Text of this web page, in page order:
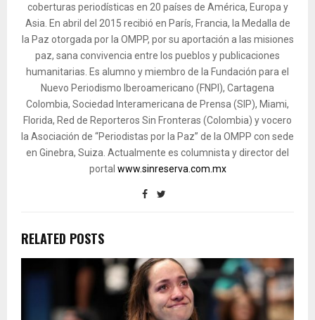
coberturas periodísticas en 20 países de América, Europa y
Asia. En abril del 2015 recibió en París, Francia, la Medalla de
la Paz otorgada por la OMPP, por su aportación a las misiones
paz, sana convivencia entre los pueblos y publicaciones
humanitarias. Es alumno y miembro de la Fundación para el
Nuevo Periodismo Iberoamericano (FNPI), Cartagena
Colombia, Sociedad Interamericana de Prensa (SIP), Miami,
Florida, Red de Reporteros Sin Fronteras (Colombia) y vocero
la Asociación de “Periodistas por la Paz” de la OMPP con sede
en Ginebra, Suiza. Actualmente es columnista y director del
portal www.sinreserva.com.mx
RELATED POSTS